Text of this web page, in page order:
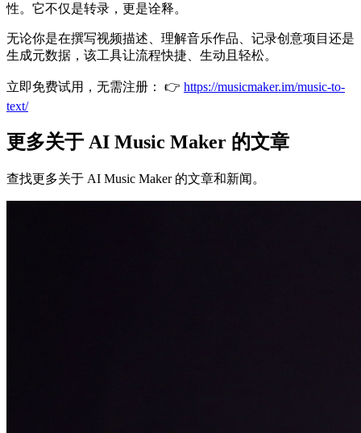
性。它不仅是转录，更是诠释。
无论你是在撰写视频描述、理解音乐作品、记录创意项目还是
生成元数据，该工具让流程快捷、生动且轻松。
立即免费试用，无需注册： 👉 https://musicmaker.im/music-to-
text/
更多关于 AI Music Maker 的文章
查找更多关于 AI Music Maker 的文章和新闻。